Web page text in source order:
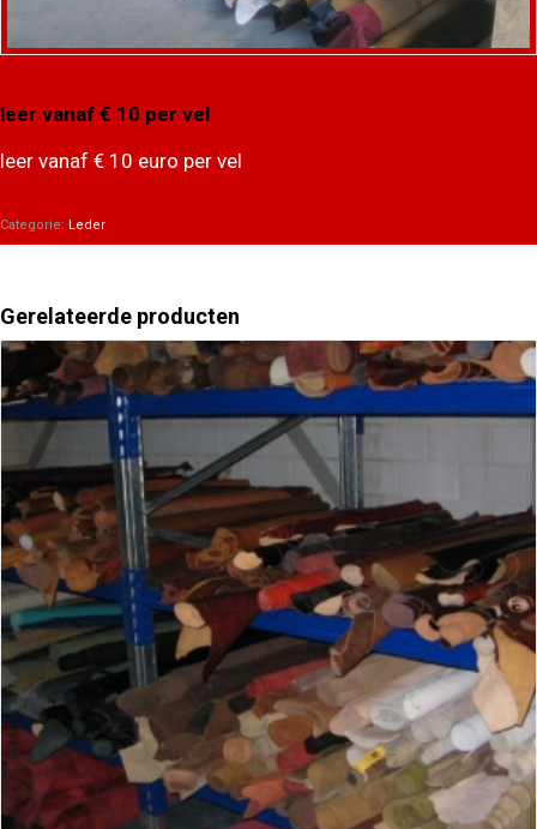
leer vanaf € 10 per vel
leer vanaf € 10 euro per vel
Categorie: Leder
Gerelateerde producten